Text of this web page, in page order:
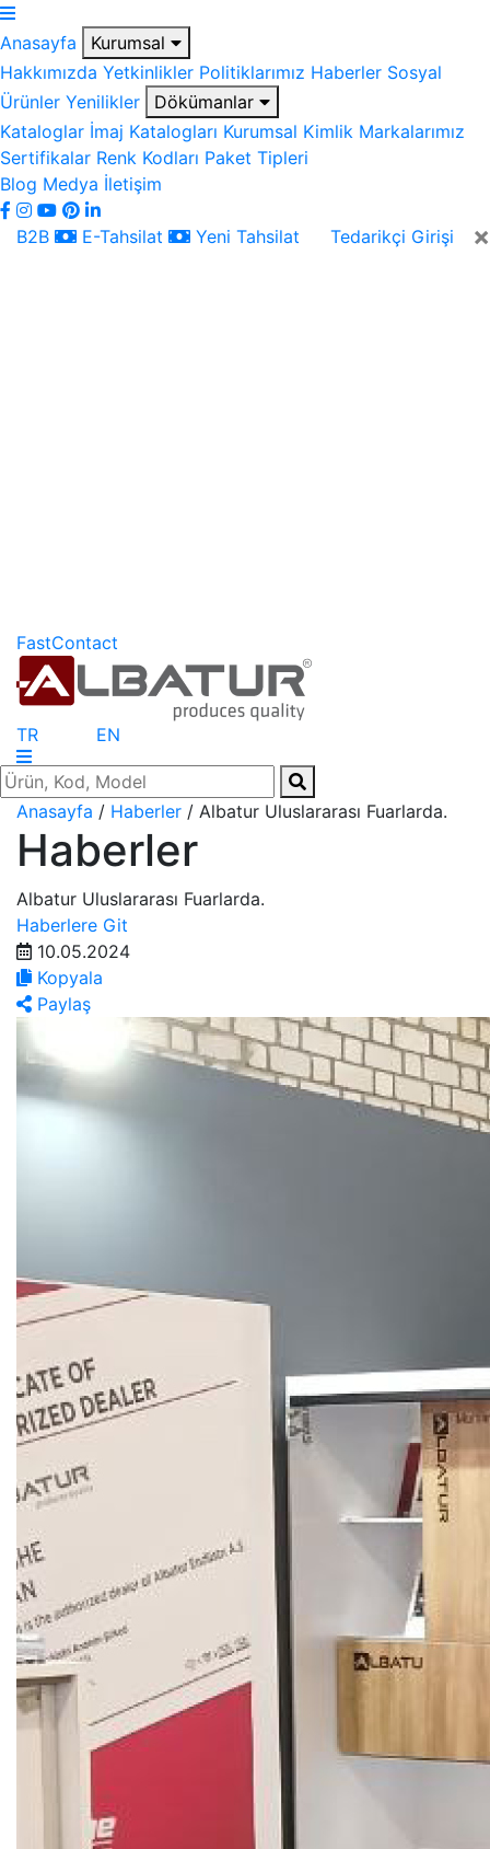
Anasayfa
Kurumsal
Hakkımızda Yetkinlikler Politiklarımız Haberler Sosyal
Ürünler Yenilikler
Dökümanlar
Kataloglar İmaj Katalogları Kurumsal Kimlik Markalarımız
Sertifikalar Renk Kodları Paket Tipleri
Blog Medya İletişim
×
B2B E-Tahsilat Yeni Tahsilat Tedarikçi Girişi
FastContact
TR EN
Anasayfa / Haberler / Albatur Uluslararası Fuarlarda.
Haberler
Albatur Uluslararası Fuarlarda.
Haberlere Git
10.05.2024
Kopyala
Paylaş